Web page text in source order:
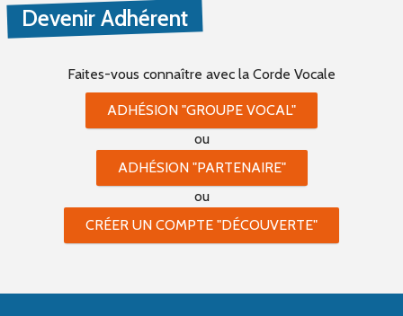
Devenir Adhérent
Faites-vous connaître avec la Corde Vocale
ADHÉSION "GROUPE VOCAL"
ou
ADHÉSION "PARTENAIRE"
ou
CRÉER UN COMPTE "DÉCOUVERTE"